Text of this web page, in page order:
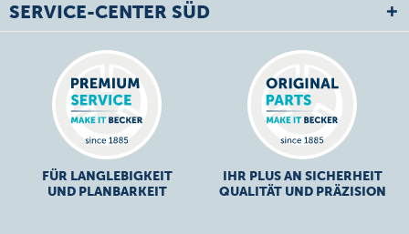
SERVICE-CENTER SÜD
FÜR LANGLEBIGKEIT
UND PLANBARKEIT
IHR PLUS AN SICHERHEIT
QUALITÄT UND PRÄZISION